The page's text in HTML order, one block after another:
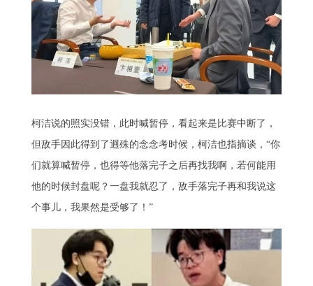
柯洁说的照实没错，此时喊暂停，看起来是比赛中断了，
但敌手因此得到了迥殊的念念考时候，柯洁也指摘谈，“你
们就算喊暂停，也得等他落完子之后再找我啊，若何能用
他的时候封盘呢？一盘我就忍了，敌手落完子再和我说这
个事儿，我果然是受够了！”